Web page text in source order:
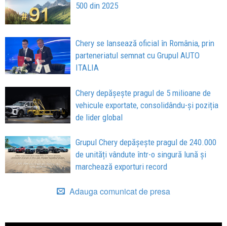
500 din 2025
Chery se lansează oficial în România, prin
parteneriatul semnat cu Grupul AUTO
ITALIA
Chery depășește pragul de 5 milioane de
vehicule exportate, consolidându-și poziția
de lider global
Grupul Chery depășește pragul de 240.000
de unități vândute într-o singură lună și
marchează exporturi record
Adauga comunicat de presa